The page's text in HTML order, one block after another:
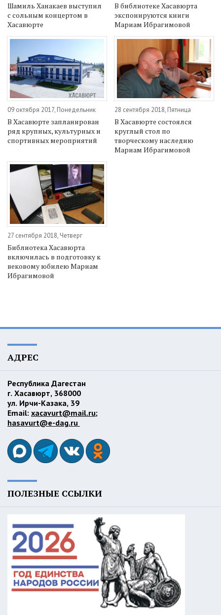
Шамиль Ханакаев выступил
с сольным концертом в
Хасавюрте
В библиотеке Хасавюрта
экспонируются книги
Мариам Ибрагимовой
09 октября 2017, Понедельник
В Хасавюрте запланирован
ряд крупных, культурных и
спортивных мероприятий
28 сентября 2018, Пятница
В Хасавюрте состоялся
круглый стол по
творческому наследию
Мариам Ибрагимовой
27 сентября 2018, Четверг
Библиотека Хасавюрта
включилась в подготовку к
вековому юбилею Мариам
Ибрагимовой
АДРЕС
Республика Дагестан
г. Хасавюрт, 368000
ул. Ирчи-Казака, 39
Email: xacavurt@mail.ru;
hasavurt@e-dag.ru
ПОЛЕЗНЫЕ ССЫЛКИ